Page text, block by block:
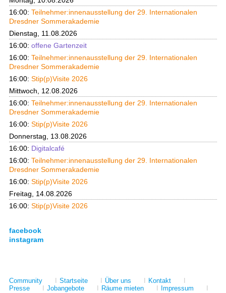
16:00: Teilnehmer:innenausstellung der 29. Internationalen
Dresdner Sommerakademie
Dienstag, 11.08.2026
16:00: offene Gartenzeit
16:00: Teilnehmer:innenausstellung der 29. Internationalen
Dresdner Sommerakademie
16:00: Stip(p)Visite 2026
Mittwoch, 12.08.2026
16:00: Teilnehmer:innenausstellung der 29. Internationalen
Dresdner Sommerakademie
16:00: Stip(p)Visite 2026
Donnerstag, 13.08.2026
16:00: Digitalcafé
16:00: Teilnehmer:innenausstellung der 29. Internationalen
Dresdner Sommerakademie
16:00: Stip(p)Visite 2026
Freitag, 14.08.2026
16:00: Stip(p)Visite 2026
facebook
instagram
Community I Startseite I Über uns I Kontakt
I
Presse
I Jobangebote I Räume mieten I Impressum
I